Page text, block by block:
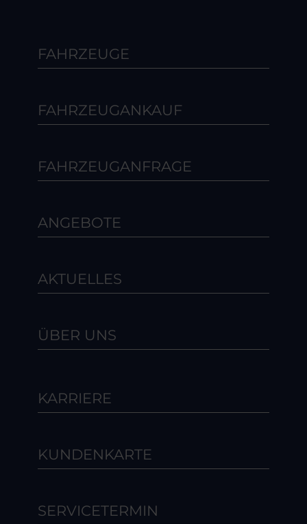
FAHRZEUGE
FAHRZEUGANKAUF
FAHRZEUGANFRAGE
ANGEBOTE
AKTUELLES
ÜBER UNS
KARRIERE
KUNDENKARTE
SERVICETERMIN